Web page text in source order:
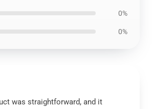
0%
0%
was straightforward, and it